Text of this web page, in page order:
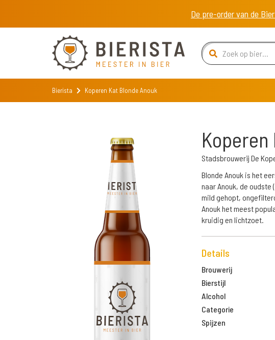
De pre-order van de
Bierista Koperen Kat Blonde Anouk
Koperen
Stadsbrouwerij De
Blonde Anouk is het
naar Anouk, de oudste
mild gehopt,
Anouk het meest
kruidig en lichtzoet.
Details
Brouwerij
Bierstijl
Alcohol
Categorie
Spijzen